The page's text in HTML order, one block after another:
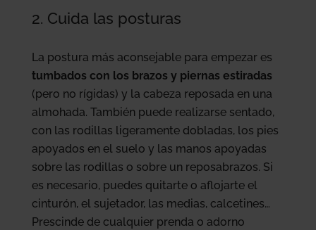
2. Cuida las posturas
La postura más aconsejable para empezar es
tumbados con los brazos y piernas estiradas
(pero no rígidas) y la cabeza reposada en una
almohada. También puede realizarse sentado,
con las rodillas ligeramente dobladas, los pies
apoyados en el suelo y las manos apoyadas
sobre las rodillas o sobre un reposabrazos. Si
es necesario, puedes quitarte o aflojarte el
cinturón, el sujetador, las medias, calcetines…
Prescinde de cualquier prenda o adorno